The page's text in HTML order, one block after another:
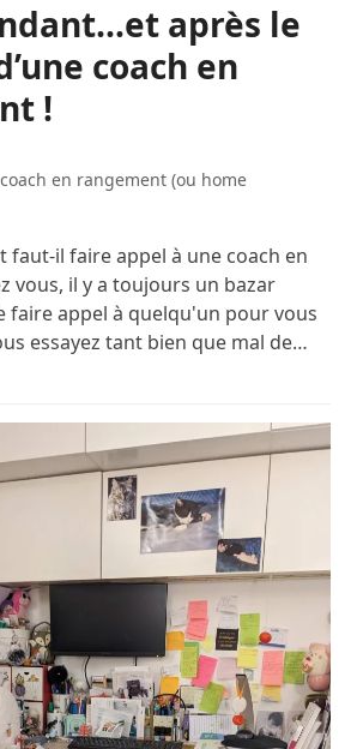
après le
coach en
!
coach en rangement (ou home
faut-il faire appel à une coach en
vous, il y a toujours un bazar
faire appel à quelqu'un pour vous
essayez tant bien que mal de…